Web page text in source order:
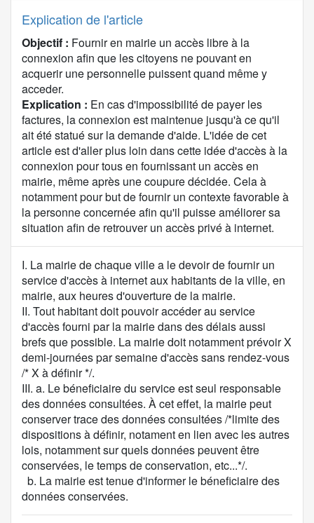
Explication de l'article
Objectif : Fournir en mairie un accès libre à la
connexion afin que les citoyens ne pouvant en
acquerir une personnelle puissent quand même y
acceder.
Explication : En cas d'impossibilité de payer les
factures, la connexion est maintenue jusqu'à ce qu'il
ait été statué sur la demande d'aide. L'idée de cet
article est d'aller plus loin dans cette idée d'accès à la
connexion pour tous en fournissant un accès en
mairie, même après une coupure décidée. Cela à
notamment pour but de fournir un contexte favorable à
la personne concernée afin qu'il puisse améliorer sa
situation afin de retrouver un accès privé à internet.
C
o
n
t
e
n
u
d
e
l
a
p
r
o
o
s
I. La mairie de chaque ville a le devoir de fournir un
service d'accès à internet aux habitants de la ville, en
mairie, aux heures d'ouverture de la mairie.
II. Tout habitant doit pouvoir accéder au service
d'accès fourni par la mairie dans des délais aussi
brefs que possible. La mairie doit notamment prévoir X
demi-journées par semaine d'accès sans rendez-vous
/* X à définir */.
III. a. Le béneficiaire du service est seul responsable
des données consultées. À cet effet, la mairie peut
conserver trace des données consultées /*limite des
dispositions à définir, notament en lien avec les autres
lois, notamment sur quels données peuvent être
conservées, le temps de conservation, etc...*/.
b. La mairie est tenue d'informer le béneficiaire des
données conservées.